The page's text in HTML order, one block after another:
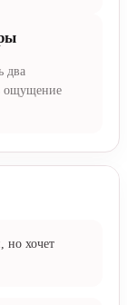
два
ощущение
но хочет